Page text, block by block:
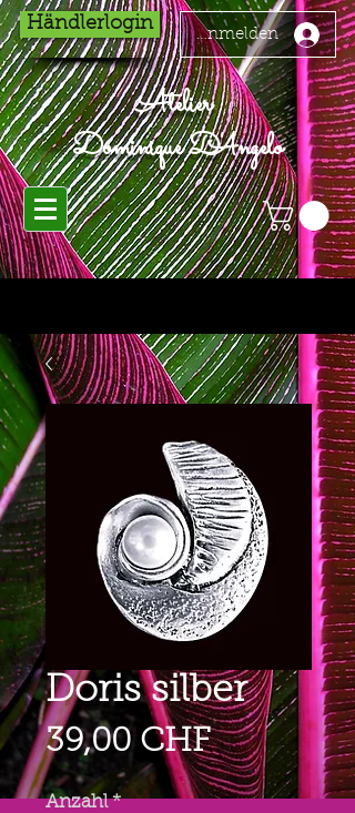
Händlerlogin
Anmelden
Atelier
Dominique D'Angelo
Doris silber
39,00 CHFPreis
Anzahl *